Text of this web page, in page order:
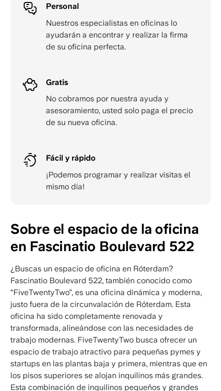
Personal
Nuestros especialistas en oficinas lo
ayudarán a encontrar y realizar la firma
de su oficina perfecta.
Gratis
No cobramos por nuestra ayuda y
asesoramiento, usted solo paga el precio
de su nueva oficina.
Fácil y rápido
¡Podemos programar y realizar visitas el
mismo día!
Sobre el espacio de la oficina
en Fascinatio Boulevard 522
¿Buscas un espacio de oficina en Róterdam?
Fascinatio Boulevard 522, también conocido como
“FiveTwentyTwo”, es una oficina dinámica y moderna,
justo fuera de la circunvalación de Róterdam. Esta
oficina ha sido completamente renovada y
transformada, alineándose con las necesidades de
trabajo modernas. FiveTwentyTwo busca ofrecer un
espacio de trabajo atractivo para pequeñas pymes y
startups en las plantas baja y primera, mientras que en
los pisos superiores se alojan inquilinos más grandes.
Esta combinación de inquilinos pequeños y grandes